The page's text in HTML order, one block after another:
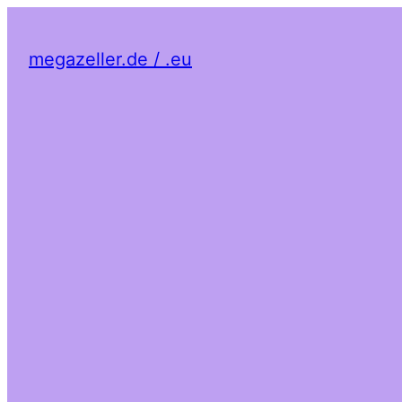
megazeller.de / .eu